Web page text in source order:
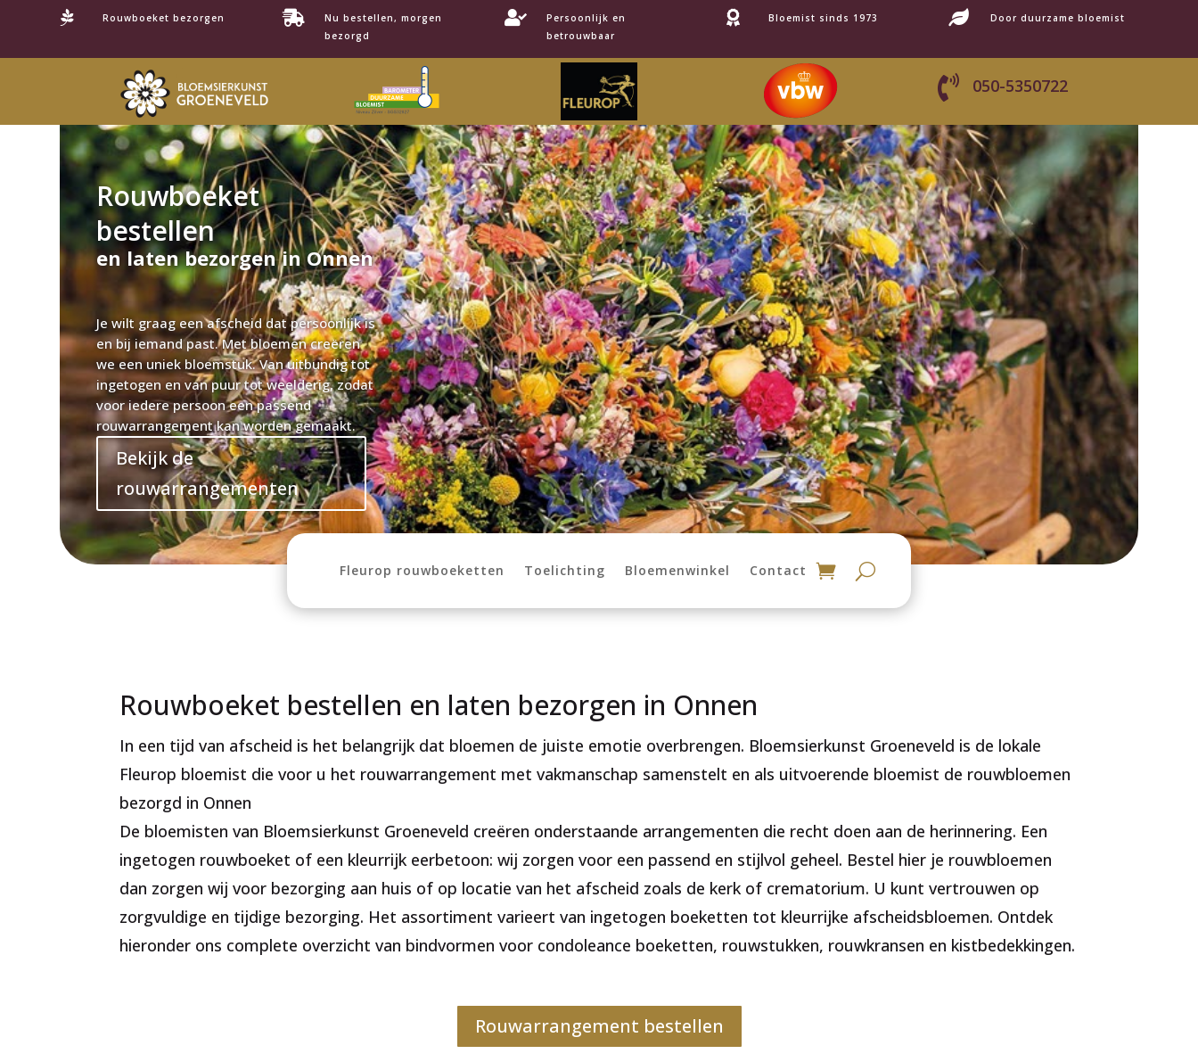
 Rouwboeket bezorgen 
Nu bestellen, morgen
bezorgd

Persoonlijk en
betrouwbaar
 Bloemist sinds 1973  Door duurzame bloemist
 050-5350722
Rouwboeket
bestellen
en laten bezorgen in Onnen
Je wilt graag een afscheid dat persoonlijk is
en bij iemand past. Met bloemen creëren
we een uniek bloemstuk. Van uitbundig tot
ingetogen en van puur tot weelderig, zodat
voor iedere persoon een passend
rouwarrangement kan worden gemaakt.
Bekijk de
rouwarrangementen
Fleurop rouwboeketten Toelichting Bloemenwinkel Contact
Rouwboeket bestellen en laten bezorgen in Onnen
In een tijd van afscheid is het belangrijk dat bloemen de juiste emotie overbrengen. Bloemsierkunst Groeneveld is de lokale
Fleurop bloemist die voor u het rouwarrangement met vakmanschap samenstelt en als uitvoerende bloemist de rouwbloemen
bezorgd in Onnen
De bloemisten van Bloemsierkunst Groeneveld creëren onderstaande arrangementen die recht doen aan de herinnering. Een
ingetogen rouwboeket of een kleurrijk eerbetoon: wij zorgen voor een passend en stijlvol geheel. Bestel hier je rouwbloemen
dan zorgen wij voor bezorging aan huis of op locatie van het afscheid zoals de kerk of crematorium. U kunt vertrouwen op
zorgvuldige en tijdige bezorging. Het assortiment varieert van ingetogen boeketten tot kleurrijke afscheidsbloemen. Ontdek
hieronder ons complete overzicht van bindvormen voor condoleance boeketten, rouwstukken, rouwkransen en kistbedekkingen.
Rouwarrangement bestellen